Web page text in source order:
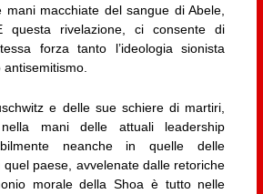
macchiate del sangue di Abele,
rivelazione, ci consente di
forza tanto l’ideologia sionista
e delle sue schiere di martiri,
mani delle attuali leadership
neanche in quelle delle
quel paese, avvelenate dalle retoriche
morale della Shoa è tutto nelle